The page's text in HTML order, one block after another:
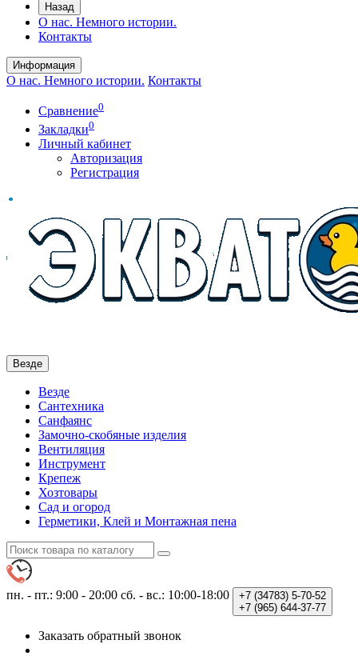
Назад
О нас. Немного истории.
Контакты
Информация
О нас. Немного истории. Контакты
Сравнение0
Закладки0
Личный кабинет
Авторизация
Регистрация
Везде
Везде
Сантехника
Санфаянс
Замочно-скобяные изделия
Вентиляция
Инструмент
Крепеж
Хозтовары
Сад и огород
Герметики, Клей и Монтажная пена
пн. - пт.: 9:00 - 20:00 сб. - вс.: 10:00-18:00 +7 (34783) 5-70-52
+7 (965) 644-37-77
Заказать обратный звонок